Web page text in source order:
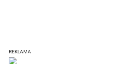
REKLAMA